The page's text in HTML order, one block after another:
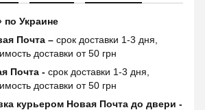
по Украине
Почта – срок доставки 1-3 дня,
доставки от 50 грн
Почта - срок доставки 1-3 дня,
доставки от 50 грн
курьером Новая Почта до двери -